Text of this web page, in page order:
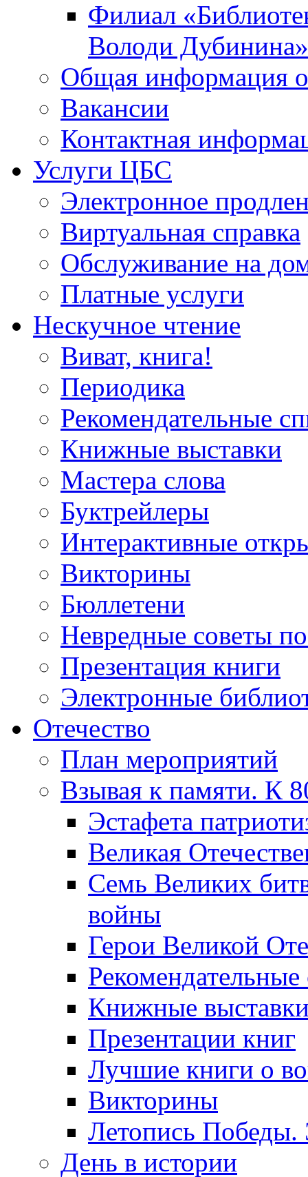
Филиал
Володи Дубинина»
Общая информация
Вакансии
Контактная
Услуги ЦБС
Электронное
Виртуальная справка
Обслуживание на
Платные услуги
Нескучное чтение
Виват, книга!
Периодика
Рекомендательные
Книжные выставки
Мастера слова
Буктрейлеры
Интерактивные
Викторины
Бюллетени
Невредные советы
Презентация книги
Электронные
Отечество
План мероприятий
Взывая к памяти. К
Эcтафета
Великая
Семь Великих
войны
Герои Великой
Рекомендательные
Книжные
Презентации книг
Лучшие книги о
Викторины
Летопись Победы.
День в истории